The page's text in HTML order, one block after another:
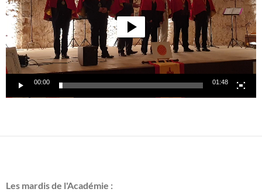
00:00 01:48
Les mardis de l'Académie :